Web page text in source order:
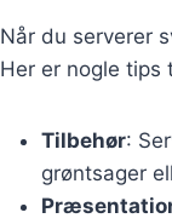
Når du serverer
Her er nogle tips
Tilbehør:
grøntsager